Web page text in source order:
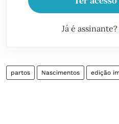
Já é assinante?
partos Nascimentos edição